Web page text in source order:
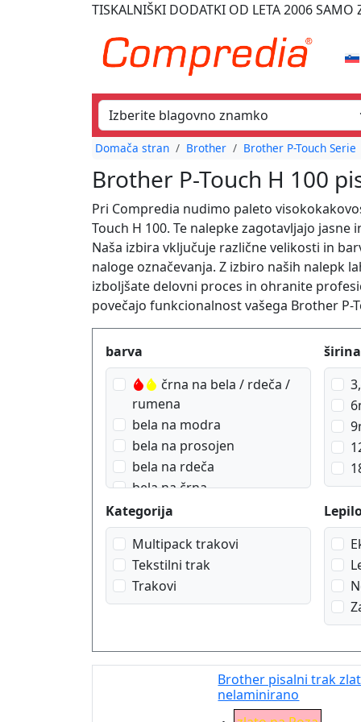
TISKALNIŠKI DODATKI OD LETA 2006SAMO
Domača stran Brother Brother P-Touch Serie
Brother P-Touch H 100
Pri Compredia nudimo paleto
Touch H 100. Te nalepke zagotavljajo
Naša izbira vključuje različne velikosti in
naloge označevanja. Z izbiro naših nalepk
izboljšate delovni proces in ohranite
povečajo funkcionalnost vašega Brother P-
Produktfilter
barva
črna na bela / rdeča /
rumena
bela na modra
bela na prosojen
bela na rdeča
bela na črna
modra na bela
modra na prosojen
rdeča na bela
rdeča na prosojen
zlato na Roza
zlato na rdeča wein
črna na mat srebrna
širina
Kategorija
Multipack trakovi
Tekstilni trak
Trakovi
Brother pisalni trak
nelaminirano
Eigenschaft: